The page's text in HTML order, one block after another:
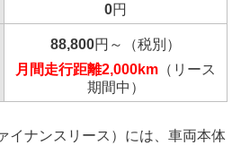
0円
88,800円～（税別）
月間走行距離2,000km （リース
期間中）
イナンスリース）には、車両本体